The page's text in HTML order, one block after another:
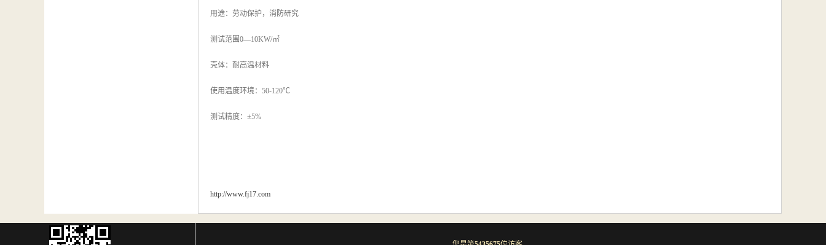
用途：劳动保护，消防研究
测试范围0—10KW/㎡
壳体：耐高温材料
使用温度环境：50-120℃
测试精度：±5%
http://www.fj17.com